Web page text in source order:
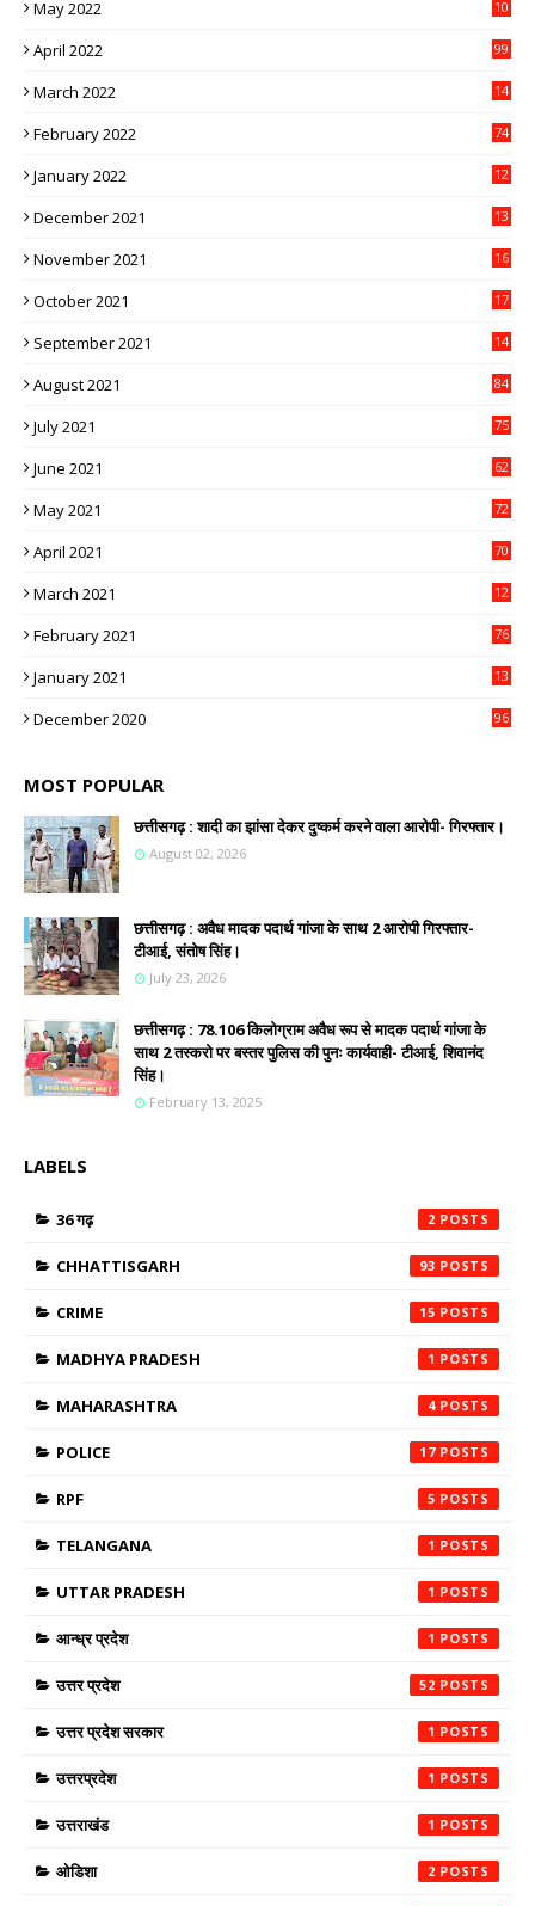
May 2022
10
April 2022 99
March 2022
14
February 2022 74
January 2022
12
December 2021
13
November 2021
16
October 2021
17
September 2021
14
August 2021 84
July 2021 75
June 2021 62
May 2021 72
April 2021 70
March 2021
12
February 2021 76
January 2021
13
December 2020 96
MOST POPULAR
छत्तीसगढ़ : शादी का झांसा देकर दुष्कर्म करने वाला आरोपी- गिरफ्तार।
August 02, 2026
छत्तीसगढ़ : अवैध मादक पदार्थ गांजा के साथ 2 आरोपी गिरफ्तार-
टीआई, संतोष सिंह।
July 23, 2026
छत्तीसगढ़ : 78.106 किलोग्राम अवैध रूप से मादक पदार्थ गांजा के
साथ 2 तस्करो पर बस्तर पुलिस की पुनः कार्यवाही- टीआई, शिवानंद
सिंह।
February 13, 2025
LABELS
36 गढ़ 2
CHHATTISGARH 93
CRIME 15
MADHYA PRADESH 1
MAHARASHTRA 4
POLICE 17
RPF 5
TELANGANA 1
UTTAR PRADESH 1
आन्ध्र प्रदेश 1
उत्तर प्रदेश 52
उत्तर प्रदेश सरकार 1
उत्तरप्रदेश 1
उत्तराखंड 1
ओडिशा 2